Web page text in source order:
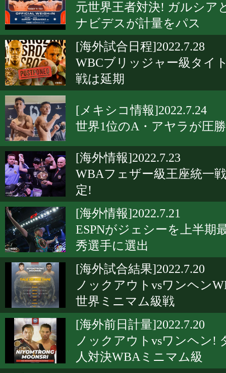
元世界王者対決! ガルシア
ナビデスが計量をパス
[海外試合日程]2022.7.28
WBCブリッジャー級タイ
戦は延期
[メキシコ情報]2022.7.24
世界1位のA・アヤラが圧
[海外情報]2022.7.23
WBAフェザー級王座統一
定!
[海外情報]2022.7.21
ESPNがジェシーを上半期
秀選手に選出
[海外試合結果]2022.7.20
ノックアウトvsワンヘン
世界ミニマム級戦
[海外前日計量]2022.7.20
ノックアウトvsワンヘン!
人対決WBAミニマム級